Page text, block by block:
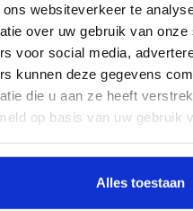
ons websiteverkeer te
over uw gebruik van onze
voor social media,
kunnen deze gegevens
die u aan ze heeft
op basis van uw gebruik
Alles toestaan
Delen:
- Neem contact op over dit
- Afdrukken